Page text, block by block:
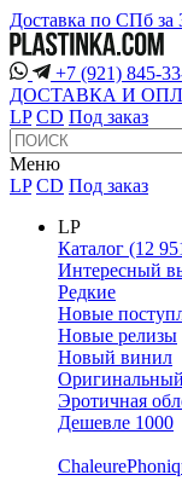
Доставка по СПб за
+7 (921) 845-
ДОСТАВКА И
LP CD Под заказ
Меню
LP CD Под заказ
LP
Каталог (12
Интересный
Редкие
Новые
Новые релизы
Новый винил
Эротичная
Дешевле 1000